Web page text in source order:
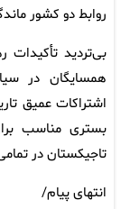
روابط دو کشور
بی‌تردید تأکیدات
همسایگان در
اشتراکات عمیق
بستری مناسب
تاجیکستان در
انتهای پیام/